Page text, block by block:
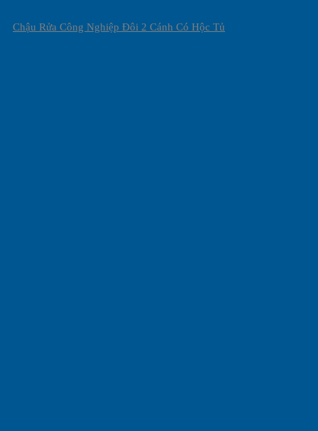
Chậu Rửa Công Nghiệp Đôi 2 Cánh Có Hộc Tủ